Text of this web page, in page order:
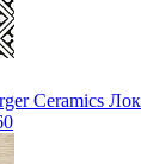
Ceramics